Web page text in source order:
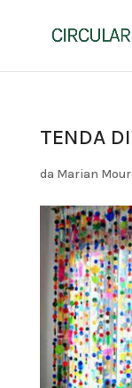
TENDA
da Marian